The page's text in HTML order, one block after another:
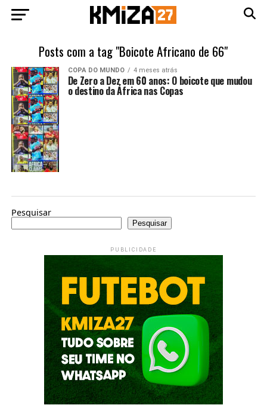
Posts com a tag "Boicote Africano de 66"
COPA DO MUNDO 4 meses atrás
De Zero a Dez em 60 anos: O boicote que mudou
o destino da África nas Copas
Pesquisar
Pesquisar
PUBLICIDADE